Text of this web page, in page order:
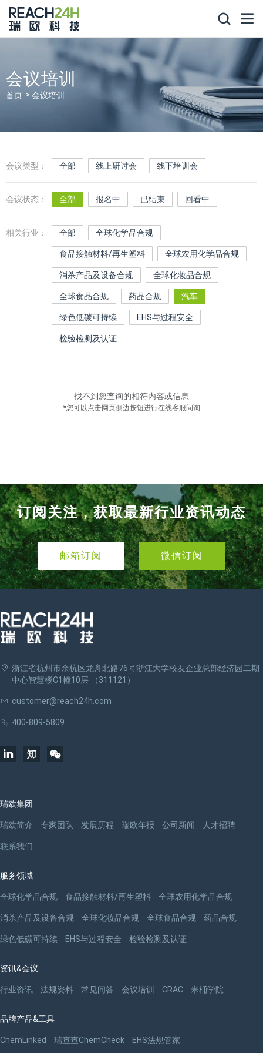
会议培训
首页 会议培训
会议类型： 全部 线上研讨会 线下培训会
会议状态： 全部 报名中 已结束 回看中
相关行业： 全部 全球化学品合规
食品接触材料/再生塑料 全球农用化学品合规
消杀产品及设备合规 全球化妆品合规
全球食品合规 药品合规 汽车
绿色低碳可持续 EHS与过程安全
检验检测及认证
找不到您查询的相符内容或信息
*您可以点击网页侧边按钮进行在线客服问询
订阅关注，获取最新行业资讯动态
邮箱订阅 微信订阅
浙江省杭州市余杭区龙舟北路76号浙江大学校友企业总部经济园二期
中心智慧楼C1幢10层 （311121）
customer@reach24h.com
400-809-5809
瑞欧集团
瑞欧简介 专家团队 发展历程 瑞欧年报 公司新闻 人才招聘
联系我们
服务领域
全球化学品合规 食品接触材料/再生塑料 全球农用化学品合规
消杀产品及设备合规 全球化妆品合规 全球食品合规 药品合规
绿色低碳可持续 EHS与过程安全 检验检测及认证
资讯&会议
行业资讯 法规资料 常见问答 会议培训 CRAC 米桶学院
品牌产品&工具
ChemLinked 瑞查查ChemCheck EHS法规管家